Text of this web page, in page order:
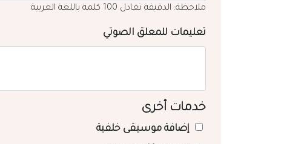
ملاحظة: الدقيقة تعادل 100 كلمة باللغة العربية
تعليمات للمعلق الصوتي
خدمات أخرى
إضافة موسيقى خلفية